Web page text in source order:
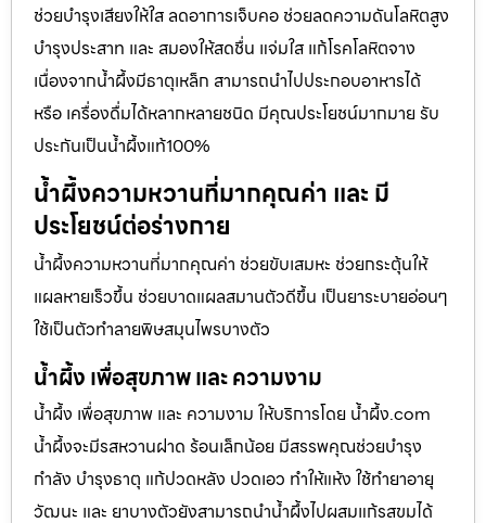
ช่วยบำรุงเสียงให้ใส ลดอาการเจ็บคอ ช่วยลดความดันโลหิตสูง
บำรุงประสาท และ สมองให้สดชื่น แจ่มใส แก้โรคโลหิตจาง
เนื่องจากน้ำผึ้งมีธาตุเหล็ก สามารถนำไปประกอบอาหารได้
หรือ เครื่องดื่มได้หลากหลายชนิด มีคุณประโยชน์มากมาย รับ
ประกันเป็นน้ำผึ้งแท้100%
น้ำผึ้งความหวานที่มากคุณค่า และ มี
ประโยชน์ต่อร่างกาย
น้ำผึ้งความหวานที่มากคุณค่า ช่วยขับเสมหะ ช่วยกระตุ้นให้
แผลหายเร็วขึ้น ช่วยบาดแผลสมานตัวดีขึ้น เป็นยาระบายอ่อนๆ
ใช้เป็นตัวทำลายพิษสมุนไพรบางตัว
น้ำผึ้ง เพื่อสุขภาพ และ ความงาม
น้ำผึ้ง เพื่อสุขภาพ และ ความงาม ให้บริการโดย น้ำผึ้ง.com
น้ำผึ้งจะมีรสหวานฝาด ร้อนเล็กน้อย มีสรรพคุณช่วยบำรุง
กำลัง บำรุงธาตุ แก้ปวดหลัง ปวดเอว ทำให้แห้ง ใช้ทำยาอายุ
วัฒนะ และ ยาบางตัวยังสามารถนำน้ำผึ้งไปผสมแก้รสขมได้